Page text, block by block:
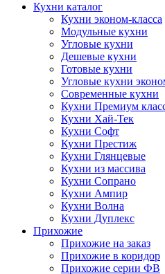
Кухни каталог
Кухни эконом-класса
Модульные кухни
Угловые кухни
Дешевые кухни
Готовые кухни
Угловые кухни
Современные кухни
Кухни Премиум
Кухни Хай-Тек
Кухни Софт
Кухни Престиж
Кухни Глянцевые
Кухни из массива
Кухни Сопрано
Кухни Ампир
Кухни Волна
Кухни Дуплекс
Прихожие
Прихожие на заказ
Прихожие в коридор
Прихожие серии ФВ